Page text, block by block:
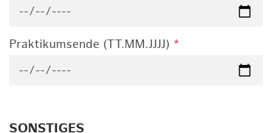
Praktikumsende (TT.MM.JJJJ) *
SONSTIGES